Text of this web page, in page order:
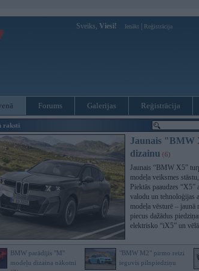
Sveiks, Viesi! Ienākt Reģistrācija
Forums Galerijas Reģistrācija
raksti
Jaunais "BMW
dizainu (6)
Jaunais “BMW X5”
modeļa veiksmes
Piektās paaudzes
valodu un tehnoloģijas
modeļa vēsturē – jaunā
piecus dažādus
elektrisko “iX5” un
BMW parādījis "M"
modeļu dizaina nākotni
"BMW M2" pirmo reizi
ieguvis pilnpiedziņu